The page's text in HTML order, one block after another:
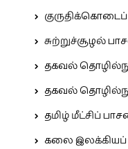
சுற்றுச்சூழல்
தகவல்
தகவல்
தமிழ் மீட்சிப்
கலை இலக்கியப்